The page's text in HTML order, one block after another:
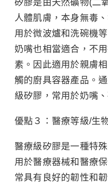
矽膠是由天然礦物(二
人體肌膚，本身無毒
用於微波爐和洗碗機
奶嘴也相當適合，不
素。因此適用於親膚
觸的廚具容器產品。
級矽膠，常用於奶嘴
優點３：醫療等級/生
醫療級矽膠是一種特
用於醫療器械和醫療
常具有良好的韌性和